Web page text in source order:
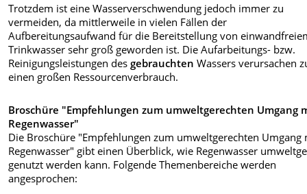
Trotzdem ist eine Wasserverschwendung jedoch immer zu
vermeiden, da mittlerweile in vielen Fällen der
Aufbereitungsaufwand für die Bereitstellung von
Trinkwasser sehr groß geworden ist. Die Aufarbeitungs- bzw.
Reinigungsleistungen desgebrauchten Wassers verursachen
einen großen Ressourcenverbrauch.
Broschüre "Empfehlungen zum umweltgerechten Umgang
Regenwasser"
Die Broschüre "Empfehlungen zum umweltgerechten Umgang
Regenwasser" gibt einen Überblick, wie Regenwasser
genutzt werden kann. Folgende Themenbereiche werden
angesprochen: